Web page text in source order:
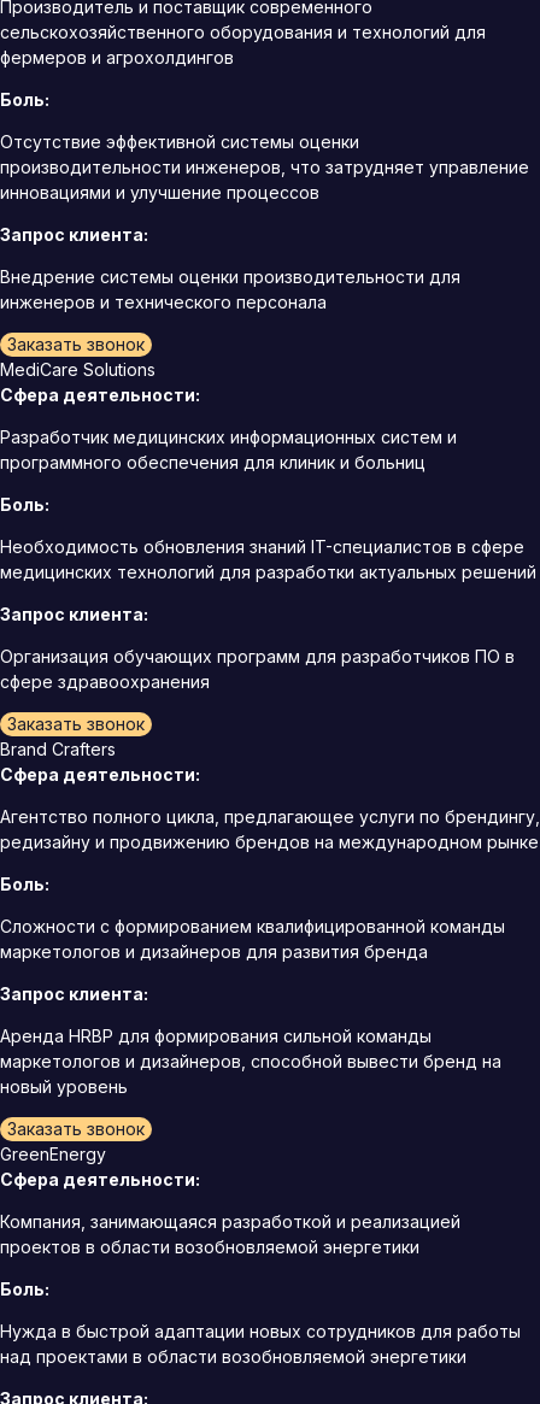
Производитель и поставщик современного
сельскохозяйственного оборудования и технологий для
фермеров и агрохолдингов
Боль:
Отсутствие эффективной системы оценки
производительности инженеров, что затрудняет управление
инновациями и улучшение процессов
Запрос клиента:
Внедрение системы оценки производительности для
инженеров и технического персонала
Заказать звонок
MediCare Solutions
Сфера деятельности:
Разработчик медицинских информационных систем и
программного обеспечения для клиник и больниц
Боль:
Необходимость обновления знаний IT-специалистов в сфере
медицинских технологий для разработки актуальных решений
Запрос клиента:
Организация обучающих программ для разработчиков ПО в
сфере здравоохранения
Заказать звонок
Brand Crafters
Сфера деятельности:
Агентство полного цикла, предлагающее услуги по брендингу,
редизайну и продвижению брендов на международном рынке
Боль:
Сложности с формированием квалифицированной команды
маркетологов и дизайнеров для развития бренда
Запрос клиента:
Аренда HRBP для формирования сильной команды
маркетологов и дизайнеров, способной вывести бренд на
новый уровень
Заказать звонок
GreenEnergy
Сфера деятельности:
Компания, занимающаяся разработкой и реализацией
проектов в области возобновляемой энергетики
Боль:
Нужда в быстрой адаптации новых сотрудников для работы
над проектами в области возобновляемой энергетики
Запрос клиента: